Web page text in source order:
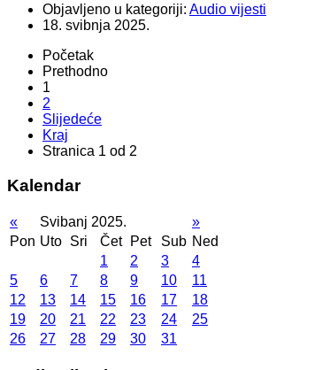
Objavljeno u kategoriji: Audio vijesti
18. svibnja 2025.
Početak
Prethodno
1
2
Slijedeće
Kraj
Stranica 1 od 2
Kalendar
« Svibanj 2025.
»
Pon Uto Sri Čet Pet Sub Ned
1
2 3
4
5
6 7 8 9 10
11
12
13 14 15 16 17
18
19
20 21 22 23 24
25
26
27 28 29 30 31